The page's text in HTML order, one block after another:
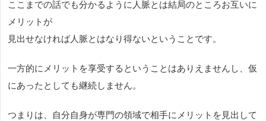
ここまでの話でも分かるように人脈とは結局のところお互いに
メリットが
見出せなければ人脈とはなり得ないということです。
一方的にメリットを享受するということはありえませんし、仮
にあったとしても継続しません。
つまりは、自分自身が専門の領域で相手にメリットを見出して